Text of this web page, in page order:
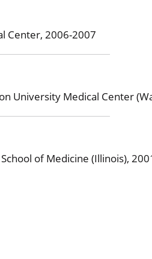
Center, 2006-2007
University Medical Center
of Medicine (Illinois),